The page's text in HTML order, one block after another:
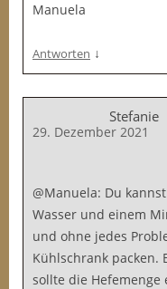
Manuela
Antworten ↓
Stefanie
29. Dezember 2021
@Manuela: Du
Wasser und einem
und ohne jedes
Kühlschrank packen.
sollte die Hefemenge